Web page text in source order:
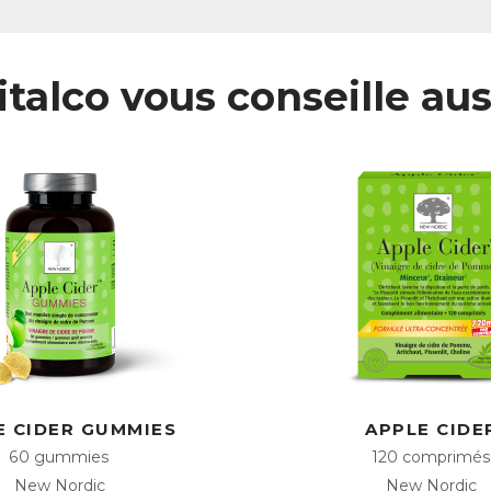
vous conseille
CIDER GUMMIES
60 gummies
New Nordic
APPLE
120 comprimés
New Nordic